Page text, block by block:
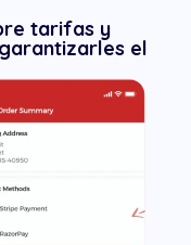
tarifas y
el